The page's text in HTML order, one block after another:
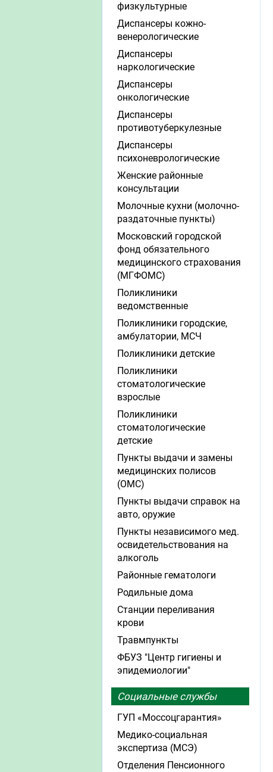
физкультурные
Диспансеры кожно-
венерологические
Диспансеры
наркологические
Диспансеры
онкологические
Диспансеры
противотуберкулезные
Диспансеры
психоневрологические
Женские районные
консультации
Молочные кухни (молочно-
раздаточные пункты)
Московский городской
фонд обязательного
медицинского страхования
(МГФОМС)
Поликлиники
ведомственные
Поликлиники городские,
амбулатории, МСЧ
Поликлиники детские
Поликлиники
стоматологические
взрослые
Поликлиники
стоматологические
детские
Пункты выдачи и замены
медицинских полисов
(ОМС)
Пункты выдачи справок на
авто, оружие
Пункты независимого мед.
освидетельствования на
алкоголь
Районные гематологи
Родильные дома
Станции переливания
крови
Травмпункты
ФБУЗ "Центр гигиены и
эпидемиологии"
Социальные службы
ГУП «Моссоцгарантия»
Медико-социальная
экспертиза (МСЭ)
Отделения Пенсионного